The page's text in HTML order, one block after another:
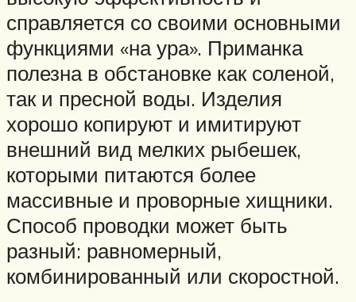
справляется со своими основными
функциями «на ура». Приманка
полезна в обстановке как соленой,
так и пресной воды. Изделия
хорошо копируют и имитируют
внешний вид мелких рыбешек,
которыми питаются более
массивные и проворные хищники.
Способ проводки может быть
разный: равномерный,
комбинированный или скоростной.